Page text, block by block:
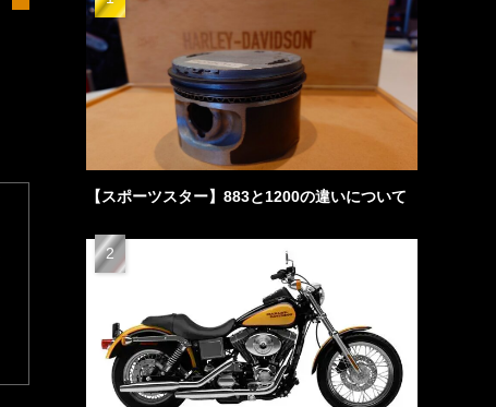
【スポーツスター】883と1200の違いについて